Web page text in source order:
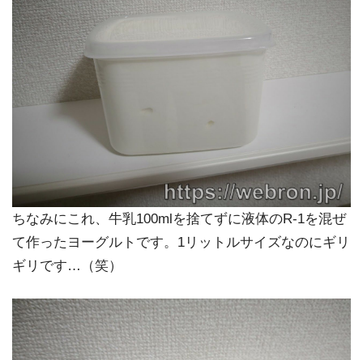
ちなみにこれ、牛乳100mlを捨てずに液体のR-1を混ぜ
て作ったヨーグルトです。1リットルサイズなのにギリ
ギリです…（笑）